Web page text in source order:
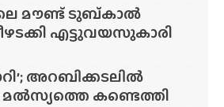
മൗണ്ട് ടുബ്‌കാൽ
എട്ടുവയസുകാരി
അറബിക്കടലിൽ
കണ്ടെത്തി